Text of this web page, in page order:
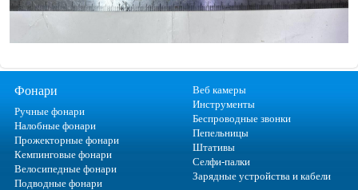
Фонари
Ручные фонари
Налобные фонари
Прожекторные фонари
Кемпинговые фонари
Велосипедные фонари
Подводные фонари
Веб камеры
Инструменты
Беспроводные звонки
Пепельницы
Штативы
Селфи-палки
Зарядные устройства и кабели